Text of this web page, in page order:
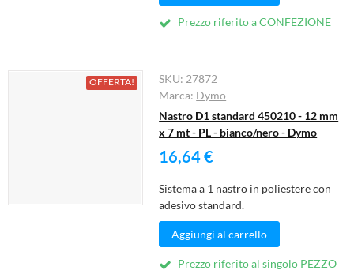
Prezzo riferito a CONFEZIONE
OFFERTA! SKU: 27872
Marca: Dymo
Nastro D1 standard 450210 - 12 mm
x 7 mt - PL - bianco/nero - Dymo
16,64 €
Sistema a 1 nastro in poliestere con
adesivo standard.
Aggiungi al carrello
Prezzo riferito al singolo PEZZO